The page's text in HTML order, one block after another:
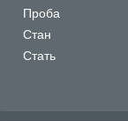
Проба
Стан
Стать